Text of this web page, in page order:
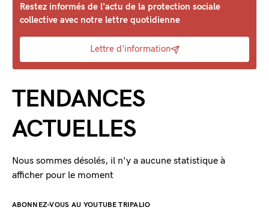
Restez informés de l'actu de la protection sociale
collective avec notre lettre quotidienne
Lettre d'information
TENDANCES
ACTUELLES
Nous sommes désolés, il n'y a aucune statistique à
afficher pour le moment
ABONNEZ-VOUS AU YOUTUBE TRIPALIO